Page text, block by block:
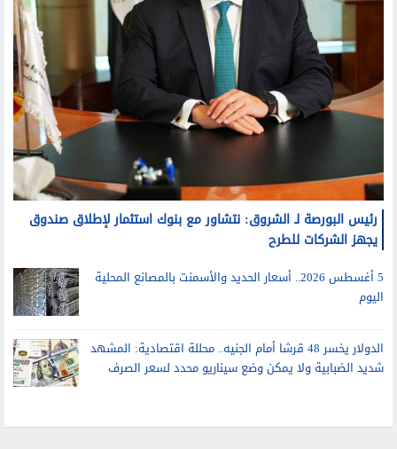
رئيس البورصة لـ الشروق: نتشاور مع بنوك استثمار لإطلاق صندوق
يجهز الشركات للطرح
5 أغسطس 2026.. أسعار الحديد والأسمنت بالمصانع المحلية
اليوم
الدولار يخسر 48 قرشا أمام الجنيه.. محللة اقتصادية: المشهد
شديد الضبابية ولا يمكن وضع سيناريو محدد لسعر الصرف